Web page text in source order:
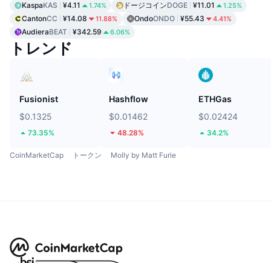
KaspaKAS ¥4.11 1.74% ドージコインDOGE ¥11.01 1.25%
CantonCC ¥14.08 11.88% OndoONDO ¥55.43 4.41%
AudieraBEAT ¥342.59 6.06%
トレンド
Fusionist
$0.1325
73.35%
Hashflow
$0.01462
48.28%
ETHGas
$0.02424
34.2%
CoinMarketCap トークン Molly by Matt Furie